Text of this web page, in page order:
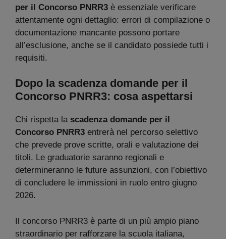
per il Concorso PNRR3 è essenziale verificare
attentamente ogni dettaglio: errori di compilazione o
documentazione mancante possono portare
all’esclusione, anche se il candidato possiede tutti i
requisiti.
Dopo la scadenza domande per il
Concorso PNRR3: cosa aspettarsi
Chi rispetta la scadenza domande per il
Concorso PNRR3 entrerà nel percorso selettivo
che prevede prove scritte, orali e valutazione dei
titoli. Le graduatorie saranno regionali e
determineranno le future assunzioni, con l’obiettivo
di concludere le immissioni in ruolo entro giugno
2026.
Il concorso PNRR3 è parte di un più ampio piano
straordinario per rafforzare la scuola italiana,